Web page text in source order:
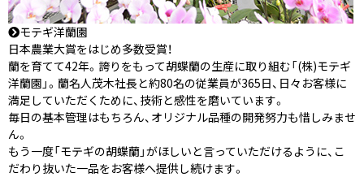
モテギ洋蘭園
日本農業大賞をはじめ多数受賞！
蘭を育てて42年。誇りをもって胡蝶蘭の生産に取り組む「(株)モテギ
洋蘭園」。蘭名人茂木社長と約80名の従業員が365日、日々お客様に
満足していただくために、技術と感性を磨いています。
毎日の基本管理はもちろん、オリジナル品種の開発努力も惜しみませ
ん。
もう一度「モテギの胡蝶蘭」がほしいと言っていただけるように、こ
だわり抜いた一品をお客様へ提供し続けます。